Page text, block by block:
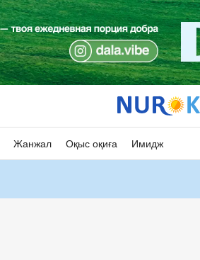
Жанжал Оқыс оқиға Имидж